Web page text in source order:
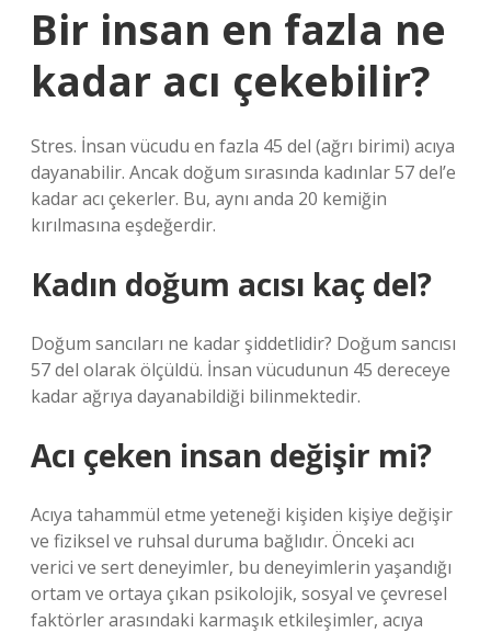
Bir insan en fazla ne
kadar acı çekebilir?
Stres. İnsan vücudu en fazla 45 del (ağrı birimi) acıya
dayanabilir. Ancak doğum sırasında kadınlar 57 del’e
kadar acı çekerler. Bu, aynı anda 20 kemiğin
kırılmasına eşdeğerdir.
Kadın doğum acısı kaç del?
Doğum sancıları ne kadar şiddetlidir? Doğum sancısı
57 del olarak ölçüldü. İnsan vücudunun 45 dereceye
kadar ağrıya dayanabildiği bilinmektedir.
Acı çeken insan değişir mi?
Acıya tahammül etme yeteneği kişiden kişiye değişir
ve fiziksel ve ruhsal duruma bağlıdır. Önceki acı
verici ve sert deneyimler, bu deneyimlerin yaşandığı
ortam ve ortaya çıkan psikolojik, sosyal ve çevresel
faktörler arasındaki karmaşık etkileşimler, acıya